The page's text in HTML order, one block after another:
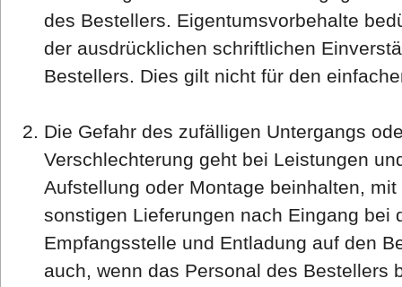
des Bestellers. Eigentumsvorbehalte
der ausdrücklichen schriftlichen
Bestellers. Dies gilt nicht für den
Die Gefahr des zufälligen Untergangs
Verschlechterung geht bei Leistungen
Aufstellung oder Montage beinhalten,
sonstigen Lieferungen nach Eingang bei
Empfangsstelle und Entladung auf den
auch, wenn das Personal des Bestellers